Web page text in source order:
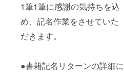
1筆1筆に感謝の気持ちを込
め、記名作業をさせていた
だきます。
●書籍記名リターンの詳細に